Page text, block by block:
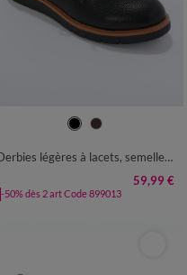
38 39 40
Derbies légères à lacets, semelle compensée crantée
59,99 €
-50% dès 2 art Code 899013